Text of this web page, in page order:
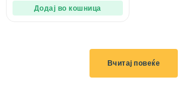
Додај во кошница
Вчитај повеќе